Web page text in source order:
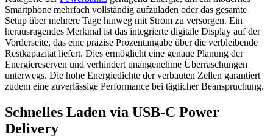
Smartphone mehrfach vollständig aufzuladen oder das gesamte
Setup über mehrere Tage hinweg mit Strom zu versorgen. Ein
herausragendes Merkmal ist das integrierte digitale Display auf der
Vorderseite, das eine präzise Prozentangabe über die verbleibende
Restkapazität liefert. Dies ermöglicht eine genaue Planung der
Energiereserven und verhindert unangenehme Überraschungen
unterwegs. Die hohe Energiedichte der verbauten Zellen garantiert
zudem eine zuverlässige Performance bei täglicher Beanspruchung.
Schnelles Laden via USB-C Power
Delivery